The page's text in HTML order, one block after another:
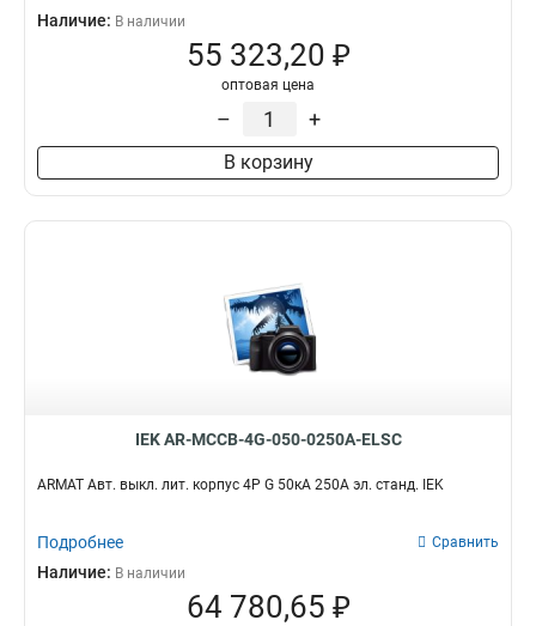
Наличие: В наличии
55 323,20 ₽
оптовая цена
– +
В корзину
IEK AR-MCCB-4G-050-0250A-ELSC
ARMAT Авт. выкл. лит. корпус 4P G 50кА 250А эл. станд. IEK
Подробнее Сравнить
Наличие: В наличии
64 780,65 ₽